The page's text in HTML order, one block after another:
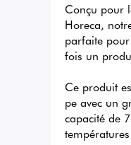
Conçu pour
Horeca,
parfaite
fois un
Ce produit
pe avec un
capacité de